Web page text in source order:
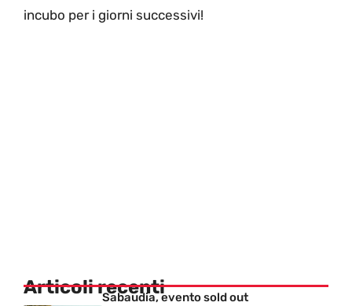
incubo per i giorni successivi!
Articoli recentiSabaudia, evento sold out